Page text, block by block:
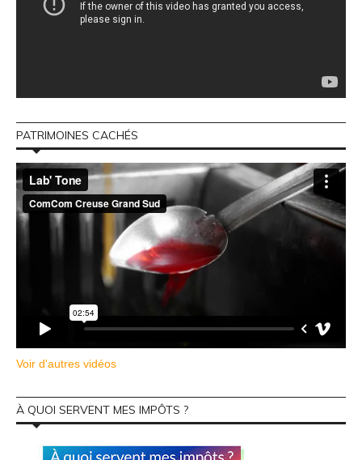
PATRIMOINES CACHÉS
Voir d'autres vidéos
À QUOI SERVENT MES IMPÔTS ?